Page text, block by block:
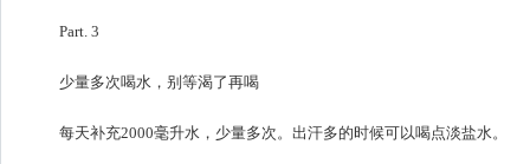
Part. 3
少量多次喝水，别等渴了再喝
每天补充2000毫升水，少量多次。出汗多的时候可以喝点淡盐水。